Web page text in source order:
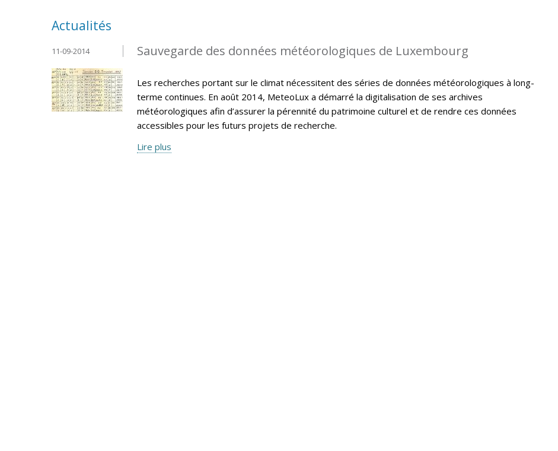
Actualités
Sauvegarde des données météorologiques de Luxembourg
11-09-2014
Les recherches portant sur le climat nécessitent des séries de données météorologiques à long-
terme continues. En août 2014, MeteoLux a démarré la digitalisation de ses archives
météorologiques afin d’assurer la pérennité du patrimoine culturel et de rendre ces données
accessibles pour les futurs projets de recherche.
Lire plus